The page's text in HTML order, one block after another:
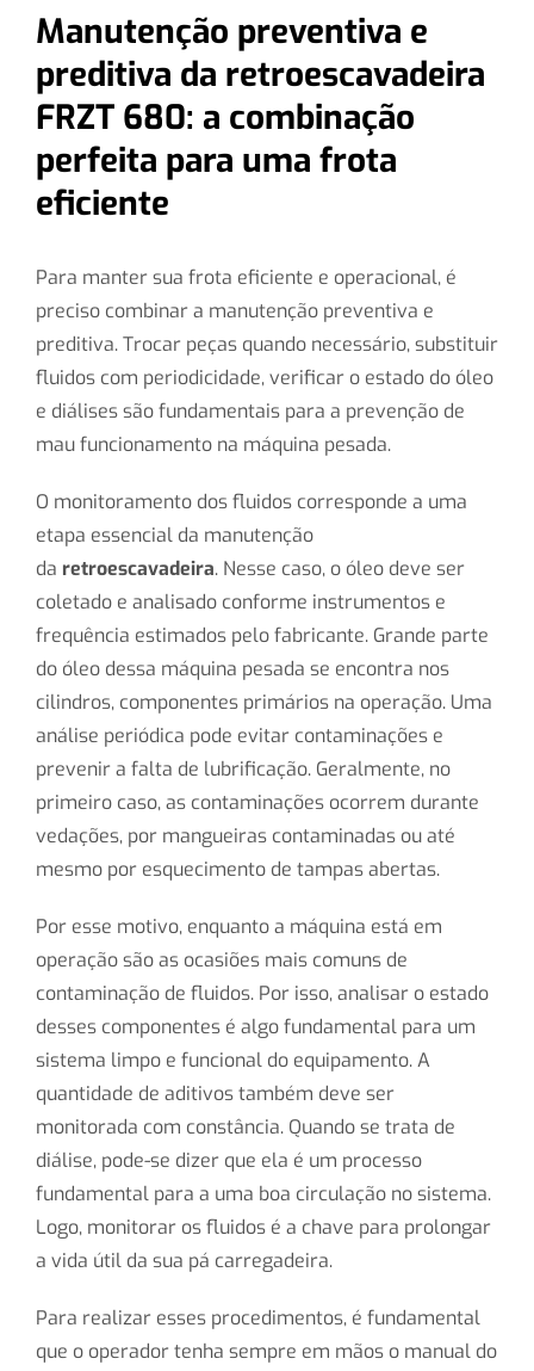
Manutenção preventiva e
preditiva da retroescavadeira
FRZT 680: a combinação
perfeita para uma frota
eficiente
Para manter sua frota eficiente e operacional, é
preciso combinar a manutenção preventiva e
preditiva. Trocar peças quando necessário, substituir
fluidos com periodicidade, verificar o estado do óleo
e diálises são fundamentais para a prevenção de
mau funcionamento na máquina pesada.
O monitoramento dos fluidos corresponde a uma
etapa essencial da manutenção
da retroescavadeira. Nesse caso, o óleo deve ser
coletado e analisado conforme instrumentos e
frequência estimados pelo fabricante. Grande parte
do óleo dessa máquina pesada se encontra nos
cilindros, componentes primários na operação. Uma
análise periódica pode evitar contaminações e
prevenir a falta de lubrificação. Geralmente, no
primeiro caso, as contaminações ocorrem durante
vedações, por mangueiras contaminadas ou até
mesmo por esquecimento de tampas abertas.
Por esse motivo, enquanto a máquina está em
operação são as ocasiões mais comuns de
contaminação de fluidos. Por isso, analisar o estado
desses componentes é algo fundamental para um
sistema limpo e funcional do equipamento. A
quantidade de aditivos também deve ser
monitorada com constância. Quando se trata de
diálise, pode-se dizer que ela é um processo
fundamental para a uma boa circulação no sistema.
Logo, monitorar os fluidos é a chave para prolongar
a vida útil da sua pá carregadeira.
Para realizar esses procedimentos, é fundamental
que o operador tenha sempre em mãos o manual do